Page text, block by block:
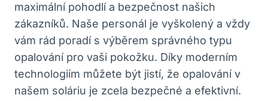
maximální pohodlí a bezpečnost našich
zákazníků.​ Naše personál je vyškolený a vždy
vám rád poradí⁣ s výběrem správného typu
opalování​ pro vaši pokožku. Díky moderním
technologiím‍ můžete být jistí, ‍že opalování v
našem ⁣soláriu je zcela ‌bezpečné‍ a ⁤efektivní.